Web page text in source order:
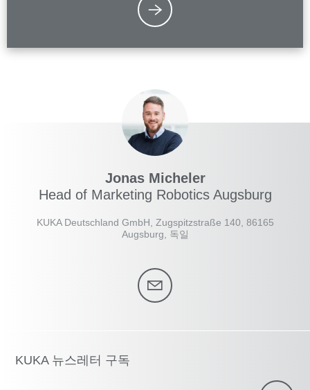
Jonas Micheler
Head of Marketing Robotics Augsburg
KUKA Deutschland GmbH, Zugspitzstraße 140, 86165
Augsburg, 독일
KUKA 뉴스레터 구독